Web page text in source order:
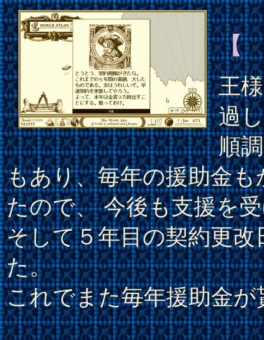
【
王
過
順
もあり、毎年の援助金
たので、 今後も支援を
そして５年目の契約更
た。
これでまた毎年援助金が